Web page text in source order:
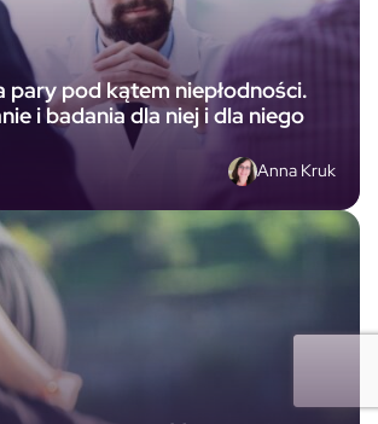
pary pod kątem niepłodności.
i badania dla niej i dla niego
Anna Kruk